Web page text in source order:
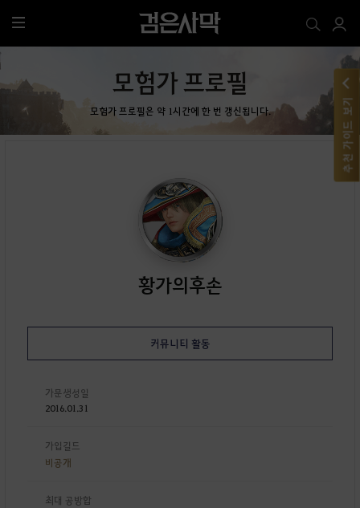
전
체
뉴
모험가 프로필
모험가 프로필은 약 1시간에 한 번 갱신됩니다.
황가의후손
커뮤니티 활동
가문생성일
2016.01.31
가입길드
비공개
최대 공방합
추천 가이드 보기